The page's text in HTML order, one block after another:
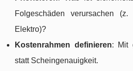
Folgeschäden verursachen
Elektro)?
Kostenrahmen definieren: Mit
statt Scheingenauigkeit.